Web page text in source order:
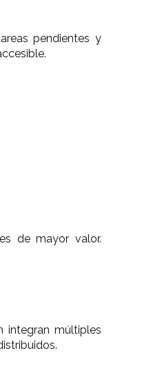
pendientes y
de mayor valor.
integran múltiples